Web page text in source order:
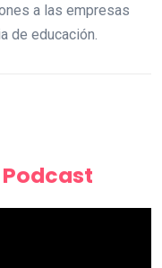
a las empresas
de educación.